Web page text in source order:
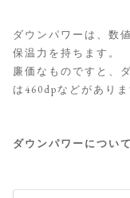
ダウンパワーは、数
保温力を持ちます。
廉価なものですと、
は460dpなどがありま
ダウンパワーについて